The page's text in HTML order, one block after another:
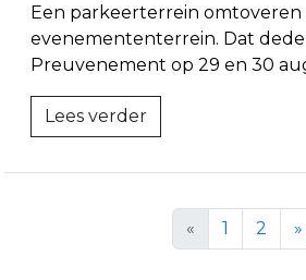
Een parkeerterrein omtoveren
evenemententerrein. Dat
Preuvenement op 29 en 30
Lees verder
« 1 2 »